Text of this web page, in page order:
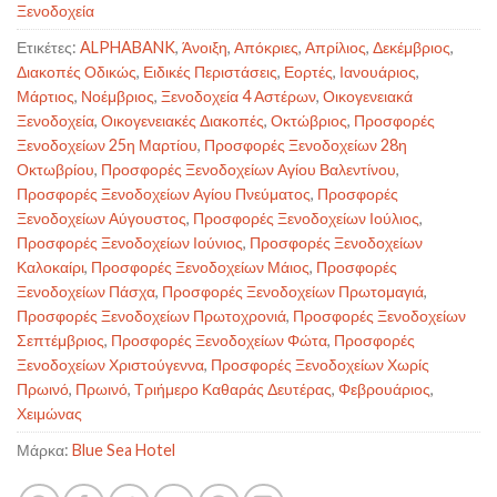
Ξενοδοχεία
Ετικέτες: ALPHABANK, Άνοιξη, Απόκριες, Απρίλιος, Δεκέμβριος,
Διακοπές Οδικώς, Ειδικές Περιστάσεις, Εορτές, Ιανουάριος,
Μάρτιος, Νοέμβριος, Ξενοδοχεία 4 Αστέρων, Οικογενειακά
Ξενοδοχεία, Οικογενειακές Διακοπές, Οκτώβριος, Προσφορές
Ξενοδοχείων 25η Μαρτίου, Προσφορές Ξενοδοχείων 28η
Οκτωβρίου, Προσφορές Ξενοδοχείων Αγίου Βαλεντίνου,
Προσφορές Ξενοδοχείων Αγίου Πνεύματος, Προσφορές
Ξενοδοχείων Αύγουστος, Προσφορές Ξενοδοχείων Ιούλιος,
Προσφορές Ξενοδοχείων Ιούνιος, Προσφορές Ξενοδοχείων
Καλοκαίρι, Προσφορές Ξενοδοχείων Μάιος, Προσφορές
Ξενοδοχείων Πάσχα, Προσφορές Ξενοδοχείων Πρωτομαγιά,
Προσφορές Ξενοδοχείων Πρωτοχρονιά, Προσφορές Ξενοδοχείων
Σεπτέμβριος, Προσφορές Ξενοδοχείων Φώτα, Προσφορές
Ξενοδοχείων Χριστούγεννα, Προσφορές Ξενοδοχείων Χωρίς
Πρωινό, Πρωινό, Τριήμερο Καθαράς Δευτέρας, Φεβρουάριος,
Χειμώνας
Μάρκα: Blue Sea Hotel